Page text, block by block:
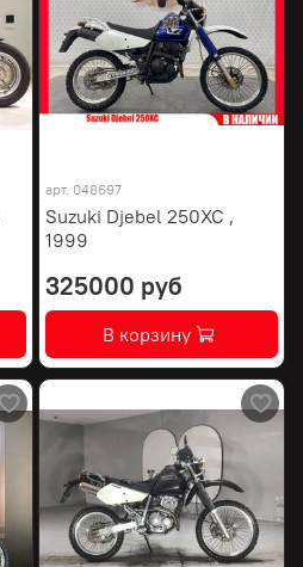
арт. 048697
Suzuki Djebel 250XC ,
1999
325000 руб
В корзину